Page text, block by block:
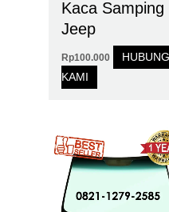
Kaca Samping
Jeep
Rp100.000
HUBUNGI
KAMI